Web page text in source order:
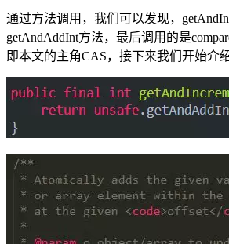
通过方法调用，我们可以发现，
getAndAddInt方法，最后调用的是
即本文的主角CAS，接下来我们开始介